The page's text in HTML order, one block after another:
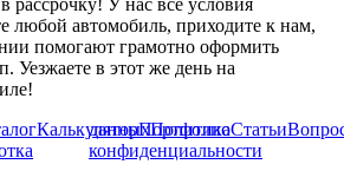
рассрочку! У нас все условия
любой автомобиль, приходите к нам,
помогают грамотно оформить
Уезжаете в этот же день на
КалькуляторПортфолиоСтатьи
данныхПолитика
конфиденциальности